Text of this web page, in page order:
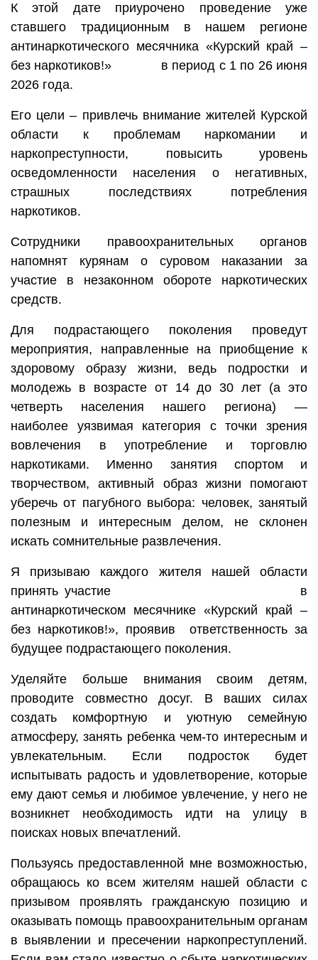
К этой дате приурочено проведение уже
ставшего традиционным в нашем регионе
антинаркотического месячника «Курский край –
без наркотиков!» в период с 1 по 26 июня
2026 года.
Его цели – привлечь внимание жителей Курской
области к проблемам наркомании и
наркопреступности, повысить уровень
осведомленности населения о негативных,
страшных последствиях потребления
наркотиков.
Сотрудники правоохранительных органов
напомнят курянам о суровом наказании за
участие в незаконном обороте наркотических
средств.
Для подрастающего поколения проведут
мероприятия, направленные на приобщение к
здоровому образу жизни, ведь подростки и
молодежь в возрасте от 14 до 30 лет (а это
четверть населения нашего региона) —
наиболее уязвимая категория с точки зрения
вовлечения в употребление и торговлю
наркотиками. Именно занятия спортом и
творчеством, активный образ жизни помогают
уберечь от пагубного выбора: человек, занятый
полезным и интересным делом, не склонен
искать сомнительные развлечения.
Я призываю каждого жителя нашей области
принять участие в
антинаркотическом месячнике «Курский край –
без наркотиков!», проявив ответственность за
будущее подрастающего поколения.
Уделяйте больше внимания своим детям,
проводите совместно досуг. В ваших силах
создать комфортную и уютную семейную
атмосферу, занять ребенка чем-то интересным и
увлекательным. Если подросток будет
испытывать радость и удовлетворение, которые
ему дают семья и любимое увлечение, у него не
возникнет необходимость идти на улицу в
поисках новых впечатлений.
Пользуясь предоставленной мне возможностью,
обращаюсь ко всем жителям нашей области с
призывом проявлять гражданскую позицию и
оказывать помощь правоохранительным органам
в выявлении и пресечении наркопреступлений.